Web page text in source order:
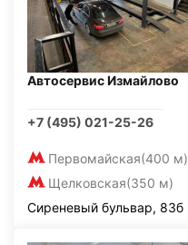
Автосервис Измайлово
+7 (495) 021-25-26
Первомайская(400 м)
Щелковская(350 м)
Сиреневый бульвар, 83б